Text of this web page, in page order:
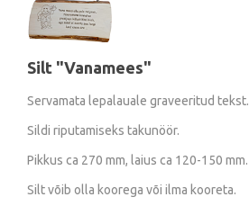
Silt "Vanamees"
Servamata lepalauale graveeritud tekst.
Sildi riputamiseks takunöör.
Pikkus ca 270 mm, laius ca 120-150 mm.
Silt võib olla koorega või ilma kooreta.